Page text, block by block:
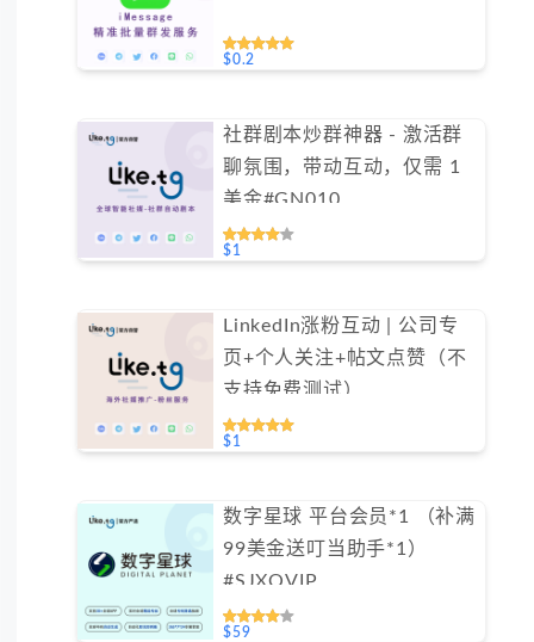
$0.2
社群剧本炒群神器 - 激活群
聊氛围，带动互动，仅需 1
美金#GN010
$1
LinkedIn涨粉互动 | 公司专
页+个人关注+帖文点赞（不
支持免费测试）
$1
数字星球 平台会员*1 （补满
99美金送叮当助手*1）
#SJXQVIP
$59